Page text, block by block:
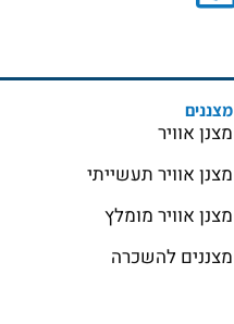
מצננים
מצנן אוויר
מצנן אוויר תעשייתי
מצנן אוויר מומלץ
מצננים להשכרה